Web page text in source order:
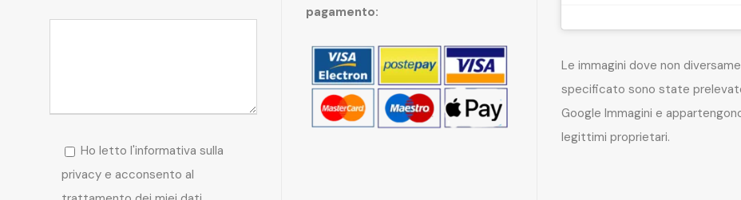
Ho letto l'informativa sulla
privacy e acconsento al
pagamento:
Le immagini dove non
specificato sono state
Google Immagini e
legittimi proprietari.